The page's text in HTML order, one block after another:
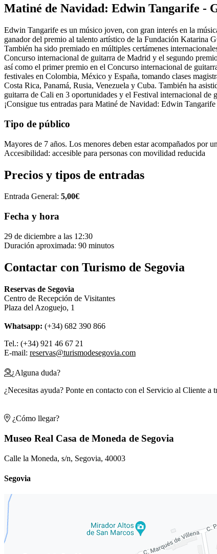
Matiné de Navidad: Edwin Tangarife -
Edwin Tangarife es un músico joven, con gran interés en la
ganador del premio al talento artístico de la Fundación Katarina
También ha sido premiado en múltiples certámenes
Concurso internacional de guitarra de Madrid y el segundo
así como el primer premio en el Concurso internacional de
festivales en Colombia, México y España, tomando clases
Costa Rica, Panamá, Rusia, Venezuela y Cuba. También ha
guitarra de Cali en 3 oportunidades y el Festival internacional
¡Consigue tus entradas para Matiné de Navidad: Edwin
Tipo de público
Mayores de 7 años. Los menores deben estar acompañados por
Accesibilidad: accesible para personas con movilidad reducida
Precios y tipos de entradas
Entrada General: 5,00€
Fecha y hora
29 de diciembre a las 12:30
Duración aproximada: 90 minutos
Contactar con Turismo de Segovia
Reservas de Segovia
Centro de Recepción de Visitantes
Plaza del Azoguejo, 1
Whatsapp: (+34) 682 390 866
Tel.: (+34) 921 46 67 21
E-mail: reservas@turismodesegovia.com
¿Alguna duda?
¿Necesitas ayuda? Ponte en contacto con el Servicio al Cliente a
¿Cómo llegar?
Museo Real Casa de Moneda de Segovia
Calle la Moneda, s/n, Segovia, 40003
Segovia